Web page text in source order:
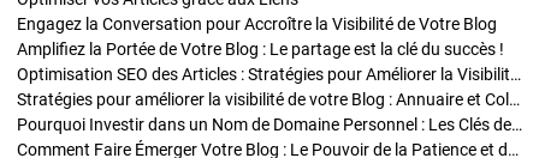
Engagez la Conversation pour Accroître la Visibilité de Votre Blog
Amplifiez la Portée de Votre Blog : Le partage est la clé du succès !
Optimisation SEO des Articles : Stratégies pour Améliorer la Visibilité de Votre Blog
Stratégies pour améliorer la visibilité de votre Blog : Annuaire et Collaborations
Pourquoi Investir dans un Nom de Domaine Personnel : Les Clés de la Réussite de Votre Blog
Comment Faire Émerger Votre Blog : Le Pouvoir de la Patience et de la Persévérance